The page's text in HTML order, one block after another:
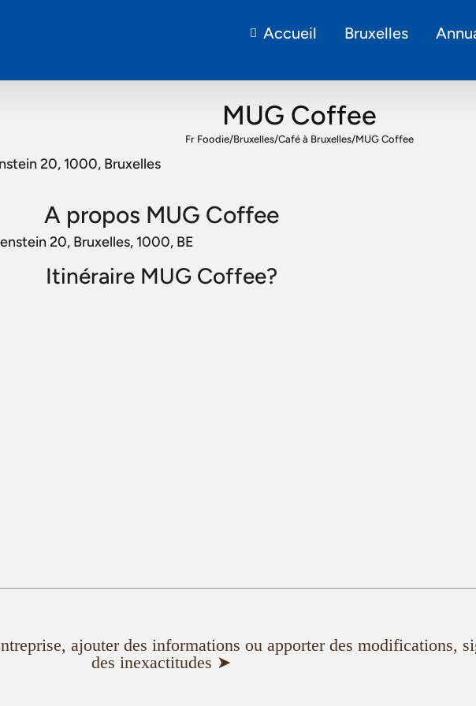
Accueil Bruxelles
MUG Coffee
Fr Foodie/Bruxelles/Café à Bruxelles/MUG Coffee
20, 1000, Bruxelles
A propos MUG Coffee
20, Bruxelles, 1000, BE
Itinéraire MUG Coffee?
ajouter des informations ou apporter des modifications,
des inexactitudes ➤